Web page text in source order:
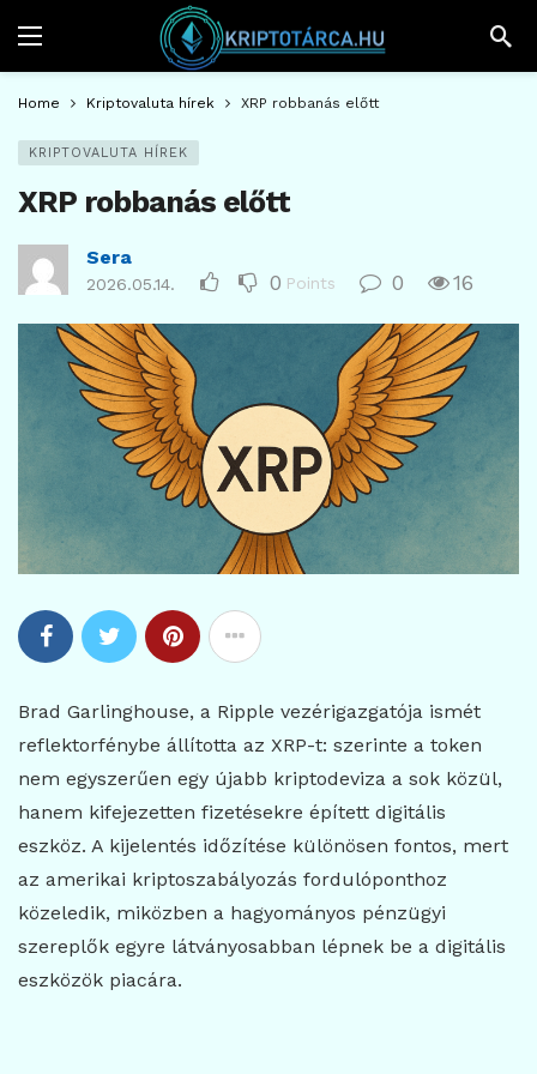
Home Kriptovaluta hírek XRP robbanás előtt
KRIPTOVALUTA HÍREK
XRP robbanás előtt
Sera
2026.05.14. 0 Points 0 16
Brad Garlinghouse, a Ripple vezérigazgatója ismét
reflektorfénybe állította az XRP-t: szerinte a token
nem egyszerűen egy újabb kriptodeviza a sok közül,
hanem kifejezetten fizetésekre épített digitális
eszköz. A kijelentés időzítése különösen fontos, mert
az amerikai kriptoszabályozás fordulóponthoz
közeledik, miközben a hagyományos pénzügyi
szereplők egyre látványosabban lépnek be a digitális
eszközök piacára.